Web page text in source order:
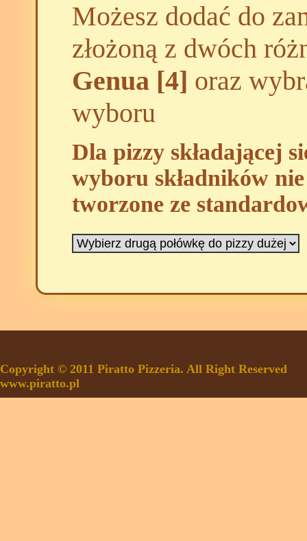
Możesz dodać do
złożoną z dwóch
Genua [4] oraz
wyboru
Dla pizzy składającej
wyboru składników
tworzone ze
Copyright © 2011 Piratto Pizzeria. All Right Reserved
www.piratto.pl